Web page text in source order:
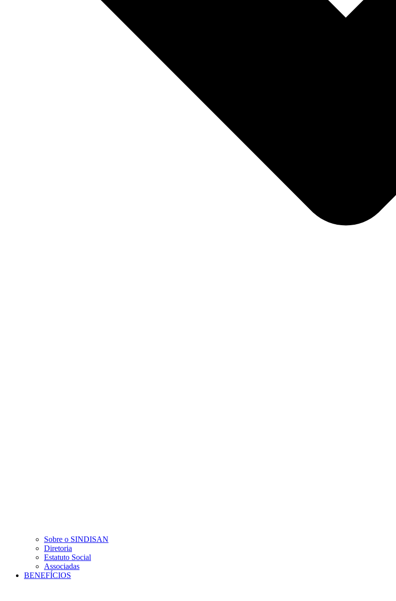
Sobre o SINDISAN
Diretoria
Estatuto Social
Associadas
BENEFÍCIOS